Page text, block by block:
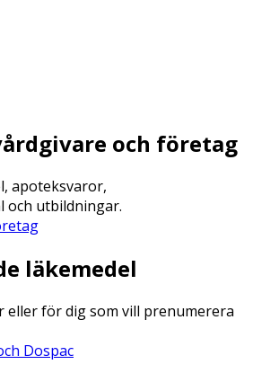
och företag
apoteksvaror,
utbildningar.
läkemedel
eller för dig som vill prenumerera
Dospac